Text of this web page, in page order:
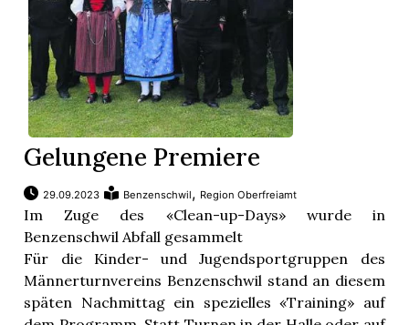
Gelungene Premiere
29.09.2023 Benzenschwil, Region Oberfreiamt
Im Zuge des «Clean-up-Days» wurde in
Benzenschwil Abfall gesammelt
Für die Kinder- und Jugendsportgruppen des
Männerturnvereins Benzenschwil stand an diesem
späten Nachmittag ein spezielles «Training» auf